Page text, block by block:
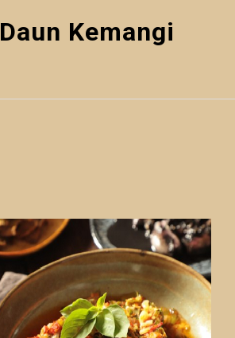
Daun Kemangi